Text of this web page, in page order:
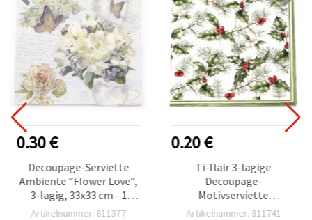
0.30 €
Decoupage-Serviette
Ambiente “Flower Love“,
3-lagig, 33x33 cm - 1
Stück
Artikelnummer: 811377
0.20 €
Ti-flair 3-lagige
Decoupage-
Motivserviette
“Stechpalme & Mistel“
Artikelnummer: 811741